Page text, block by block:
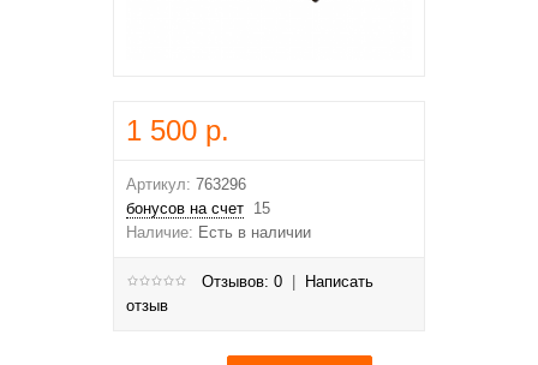
1 500 р.
Артикул: 763296
бонусов на счет 15
Наличие: Есть в наличии
Отзывов: 0
Написать
отзыв